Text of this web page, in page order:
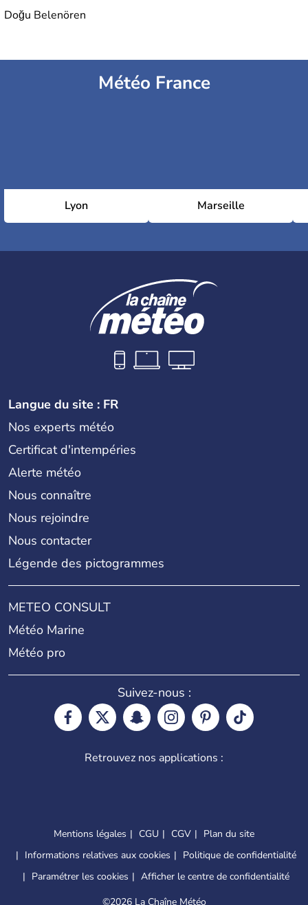
Doğu Belenören
Météo France
Lyon Marseille
Langue du site : FR
Nos experts météo
Certificat d'intempéries
Alerte météo
Nous connaître
Nous rejoindre
Nous contacter
Légende des pictogrammes
METEO CONSULT
Météo Marine
Météo pro
Suivez-nous :
Retrouvez nos applications :
Mentions légales CGU CGV
Plan du site
Informations relatives aux cookies
Politique de confidentialité
Paramétrer les cookies
Afficher le centre de confidentialité
©2026 La Chaîne Météo